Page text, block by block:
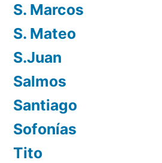
S. Marcos
S. Mateo
S.Juan
Salmos
Santiago
Sofonías
Tito